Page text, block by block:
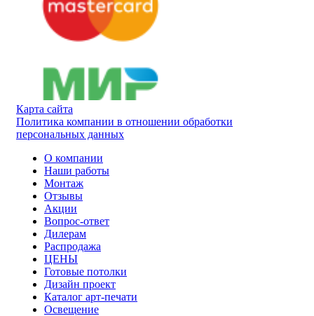
Карта сайта
Политика компании в отношении обработки
персональных данных
О компании
Наши работы
Монтаж
Отзывы
Акции
Вопрос-ответ
Дилерам
Распродажа
ЦЕНЫ
Готовые потолки
Дизайн проект
Каталог арт-печати
Освещение